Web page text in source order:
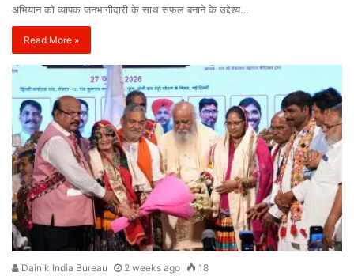
अभियान को व्यापक जनभागीदारी के साथ सफल बनाने के उद्देश्य…
Read More »
Dainik India Bureau 2 weeks ago 18